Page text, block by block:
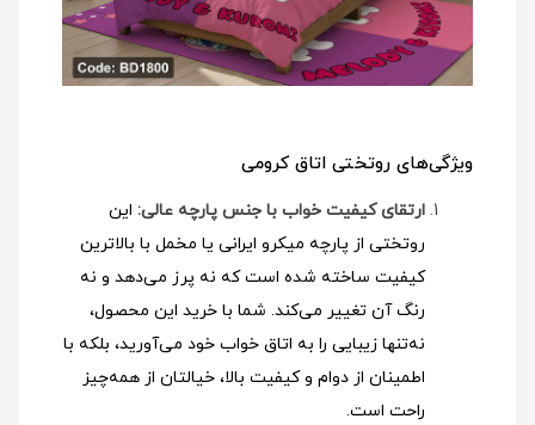
ویژگی‌های روتختی اتاق کرومی
ارتقای کیفیت خواب با جنس پارچه عالی: این
روتختی از پارچه میکرو ایرانی یا مخمل با بالاترین
کیفیت ساخته شده است که نه پرز می‌دهد و نه
رنگ آن تغییر می‌کند. شما با خرید این محصول،
نه‌تنها زیبایی را به اتاق خواب خود می‌آورید، بلکه با
اطمینان از دوام و کیفیت بالا، خیالتان از همه‌چیز
راحت است.